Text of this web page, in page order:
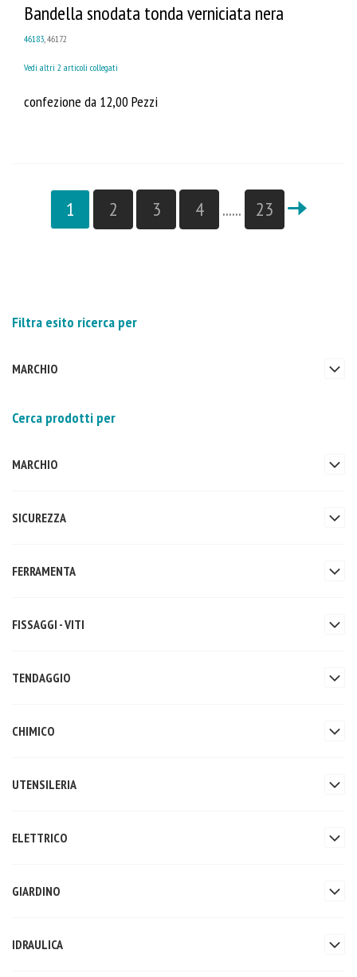
Bandella snodata tonda verniciata nera
46183, 46172
Vedi altri 2 articoli collegati
confezione da 12,00 Pezzi
1 2 3 4 ...... 23
Filtra esito ricerca per
MARCHIO
Cerca prodotti per
MARCHIO
SICUREZZA
FERRAMENTA
FISSAGGI - VITI
TENDAGGIO
CHIMICO
UTENSILERIA
ELETTRICO
GIARDINO
IDRAULICA